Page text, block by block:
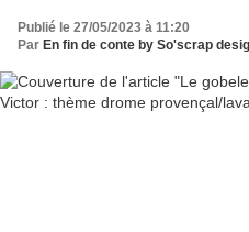
Publié le 27/05/2023 à 11:20
Par En fin de conte by So'scrap